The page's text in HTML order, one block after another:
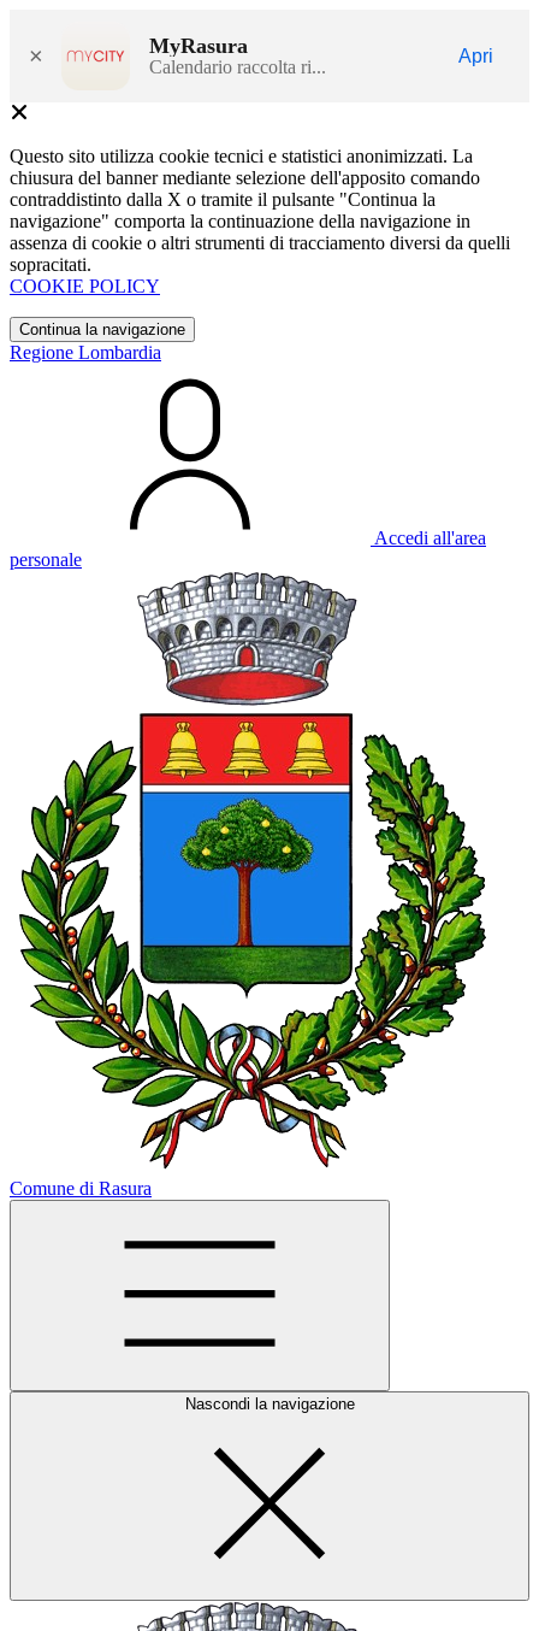
× MyRasura
Calendario raccolta ri...
Apri
Questo sito utilizza cookie tecnici e statistici anonimizzati. La
chiusura del banner mediante selezione dell'apposito comando
contraddistinto dalla X o tramite il pulsante "Continua la
navigazione" comporta la continuazione della navigazione in
assenza di cookie o altri strumenti di tracciamento diversi da quelli
sopracitati.
COOKIE POLICY
Continua la navigazione
Regione Lombardia
Accedi all'area
personale
Comune di Rasura
Nascondi la navigazione